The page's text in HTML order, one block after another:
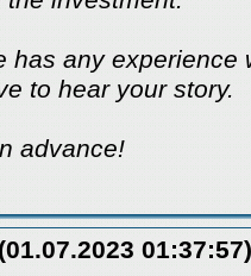
has any
to hear your story.
advance!
(01.07.2023 01:37:57)